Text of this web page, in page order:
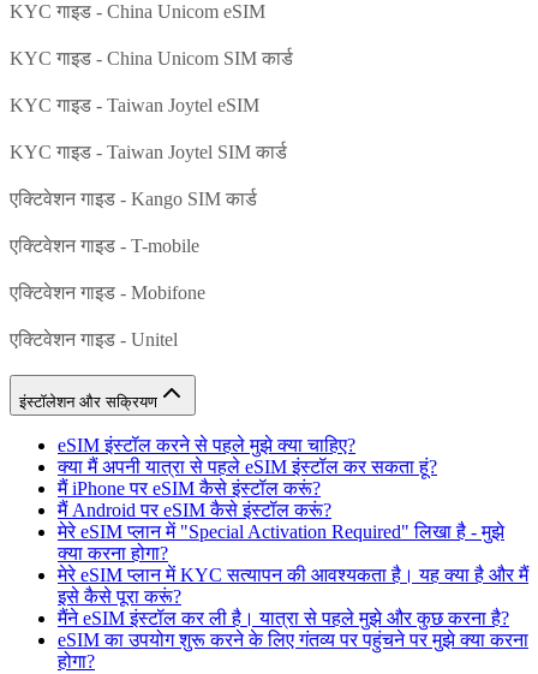
KYC गाइड - China Unicom eSIM
KYC गाइड - China Unicom SIM कार्ड
KYC गाइड - Taiwan Joytel eSIM
KYC गाइड - Taiwan Joytel SIM कार्ड
एक्टिवेशन गाइड - Kango SIM कार्ड
एक्टिवेशन गाइड - T-mobile
एक्टिवेशन गाइड - Mobifone
एक्टिवेशन गाइड - Unitel
इंस्टॉलेशन और सक्रियण
eSIM इंस्टॉल करने से पहले मुझे क्या चाहिए?
क्या मैं अपनी यात्रा से पहले eSIM इंस्टॉल कर सकता हूं?
मैं iPhone पर eSIM कैसे इंस्टॉल करूं?
मैं Android पर eSIM कैसे इंस्टॉल करूं?
मेरे eSIM प्लान में "Special Activation Required" लिखा है - मुझे
क्या करना होगा?
मेरे eSIM प्लान में KYC सत्यापन की आवश्यकता है। यह क्या है और मैं
इसे कैसे पूरा करूं?
मैंने eSIM इंस्टॉल कर ली है। यात्रा से पहले मुझे और कुछ करना है?
eSIM का उपयोग शुरू करने के लिए गंतव्य पर पहुंचने पर मुझे क्या करना
होगा?